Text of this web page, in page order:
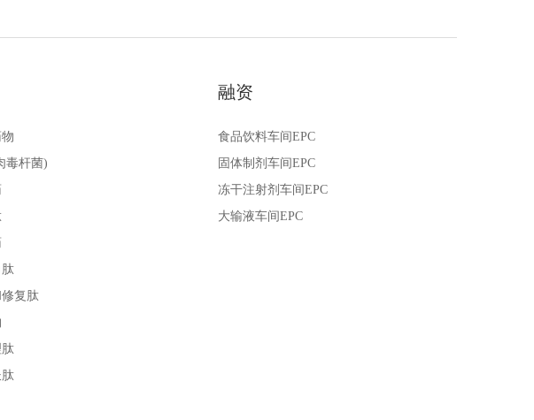
毒杆菌)
复肽
肽
融资
食品饮料车间EPC
固体制剂车间EPC
冻干注射剂车间EPC
大输液车间EPC